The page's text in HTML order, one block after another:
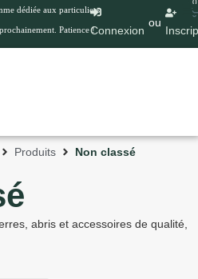
dédiée aux particuliers
Patience !Connexion
ou
0
Produits Non classé
abris et accessoires de qualité,